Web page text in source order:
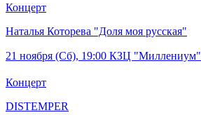
Концерт
Наталья Которева "Доля моя русская"
21 ноября (Сб), 19:00 КЗЦ "Миллениум"
Концерт
DISTEMPER